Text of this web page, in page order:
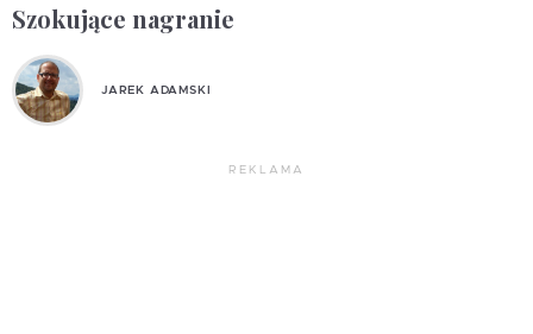
Szokujące nagranie
JAREK ADAMSKI
REKLAMA